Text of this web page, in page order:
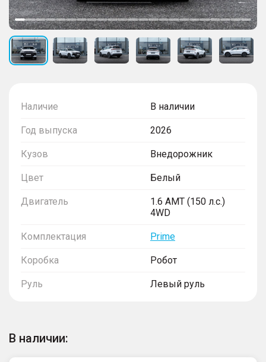
Наличие В наличии
Год выпуска 2026
Кузов Внедорожник
Цвет Белый
Двигатель
1.6 AMT (150 л.с.)
4WD
Комплектация Prime
Коробка Робот
Руль Левый руль
В наличии: